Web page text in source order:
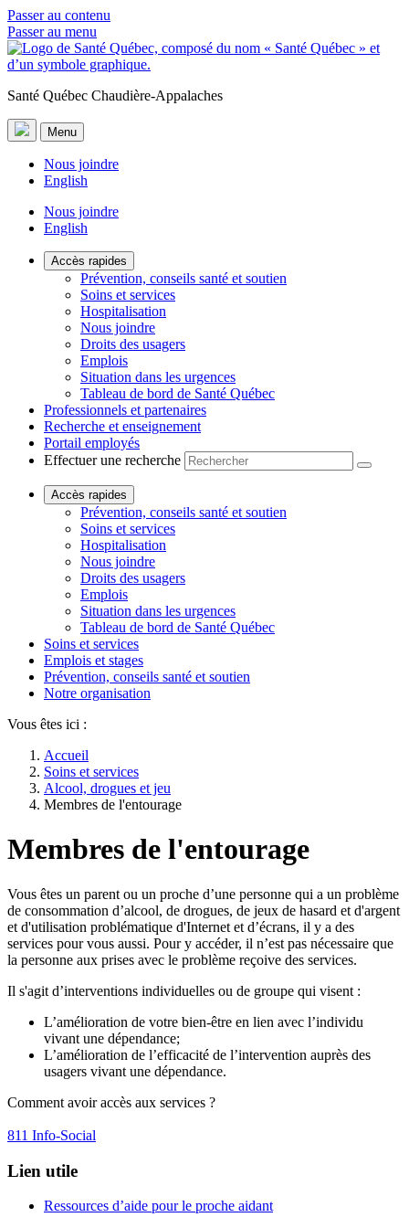
Passer au contenu
Passer au menu
Santé Québec Chaudière-Appalaches
Menu
Nous joindre
English
Nous joindre
English
Accès rapides
Prévention, conseils santé et soutien
Soins et services
Hospitalisation
Nous joindre
Droits des usagers
Emplois
Situation dans les urgences
Tableau de bord de Santé Québec
Professionnels et partenaires
Recherche et enseignement
Portail employés
Effectuer une recherche
Accès rapides
Prévention, conseils santé et soutien
Soins et services
Hospitalisation
Nous joindre
Droits des usagers
Emplois
Situation dans les urgences
Tableau de bord de Santé Québec
Soins et services
Emplois et stages
Prévention, conseils santé et soutien
Notre organisation
Vous êtes ici :
Accueil
Soins et services
Alcool, drogues et jeu
Membres de l'entourage
Membres de l'entourage
Vous êtes un parent ou un proche d’une personne qui a un problème
de consommation d’alcool, de drogues, de jeux de hasard et d'argent
et d'utilisation problématique d'Internet et d’écrans, il y a des
services pour vous aussi. Pour y accéder, il n’est pas nécessaire que
la personne aux prises avec le problème reçoive des services.
Il s'agit d’interventions individuelles ou de groupe qui visent :
L’amélioration de votre bien-être en lien avec l’individu
vivant une dépendance;
L’amélioration de l’efficacité de l’intervention auprès des
usagers vivant une dépendance.
Comment avoir accès aux services ?
811 Info-Social
Lien utile
Ressources d’aide pour le proche aidant